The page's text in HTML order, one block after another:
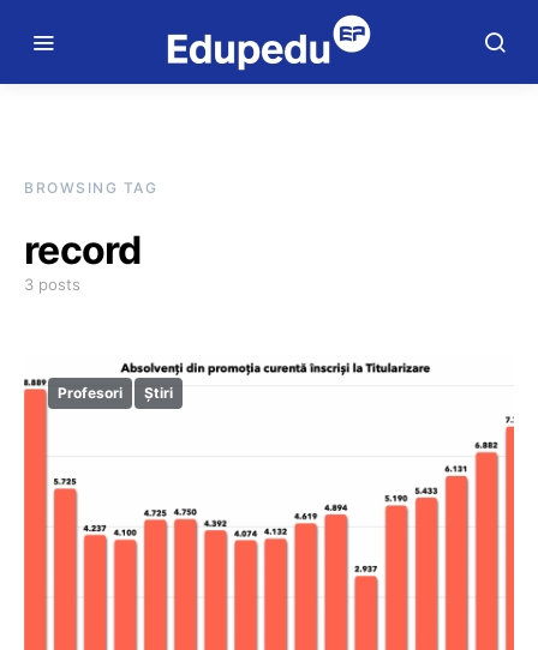
BROWSING TAG
record
3 posts
Profesori Știri